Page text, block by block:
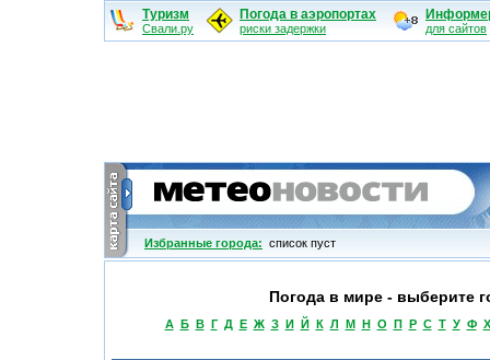
Туризм
Свали.ру
Погода в аэропортах
риски задержки для сайтов
Избранные города: cписок пуст
Погода в мире - выберите
А Б В Г Д Е Ж З И Й К Л М Н О П Р С Т У Ф Х